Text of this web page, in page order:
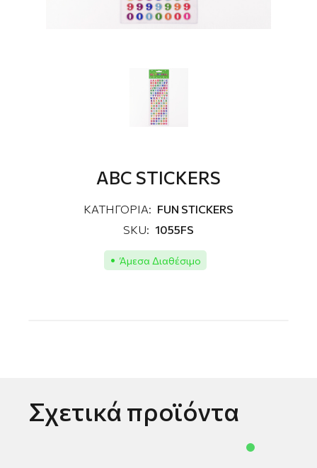
ABC STICKERS
ΚΑΤΗΓΟΡΙΑ: FUN STICKERS
SKU: 1055FS
Άμεσα Διαθέσιμο
Σχετικά προϊόντα